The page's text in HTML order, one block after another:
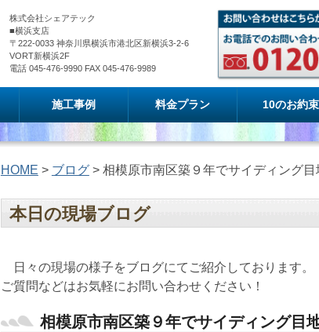
株式会社シェアテック
■横浜支店
〒222-0033 神奈川県横浜市港北区新横浜3-2-6
VORT新横浜2F
電話 045-476-9990 FAX 045-476-9989
施工事例 料金プラン 10のお約束
HOME > ブログ> 相模原市南区築９年でサイディング
本日の現場ブログ
日々の現場の様子をブログにてご紹介しております。
ご質問などはお気軽にお問い合わせください！
相模原市南区築９年でサイディング目